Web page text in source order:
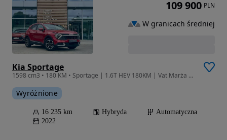
Kia Sportage
1598 cm3 • 180 KM • Sportage | 1.6T HEV 180KM | Vat Marża | Salon PL | 1 wł. |Bezwypadkowy
Wyróżnione
16 235 km Hybryda
Automatyczna
2022
109 900 PLN
W granicach średniej